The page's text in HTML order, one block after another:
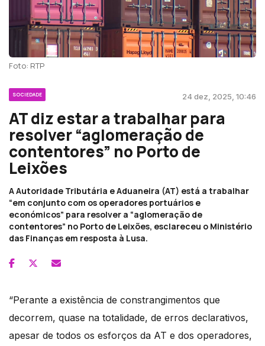
Foto: RTP
SOCIEDADE 24 dez, 2025, 10:46
AT diz estar a trabalhar para
resolver “aglomeração de
contentores” no Porto de
Leixões
A Autoridade Tributária e Aduaneira (AT) está a trabalhar
“em conjunto com os operadores portuários e
económicos” para resolver a “aglomeração de
contentores” no Porto de Leixões, esclareceu o Ministério
das Finanças em resposta à Lusa.
“Perante a existência de constrangimentos que
decorrem, quase na totalidade, de erros declarativos,
apesar de todos os esforços da AT e dos operadores,